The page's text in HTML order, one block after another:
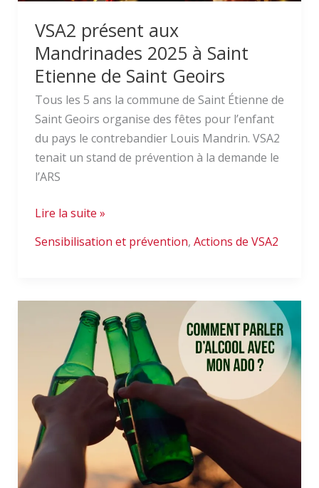
VSA2 présent aux
Mandrinades 2025 à Saint
Etienne de Saint Geoirs
Tous les 5 ans la commune de Saint Étienne de
Saint Geoirs organise des fêtes pour l’enfant
du pays le contrebandier Louis Mandrin. VSA2
tenait un stand de prévention à la demande le
l’ARS
Lire la suite »
Sensibilisation et prévention, Actions de VSA2
Conférences
« Comment
d’alcool
avec
mon
ado
? »